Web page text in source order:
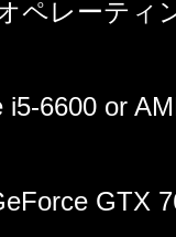
ペレーティ
6600 or
GTX